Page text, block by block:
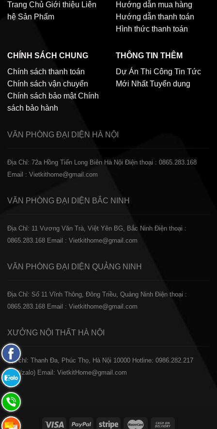
Trang Chủ Giới thiệu Liên
hệ Sản Phẩm
Hướng dẫn mua hàng
Hướng dẫn thanh toán
Hình thức thanh toán
CHÍNH SÁCH CHUNG
Chính sách thanh toán
Chính sách vận chuyển
Chính sách bảo mật Chính
sách bảo hành
THÔNG TIN THÊM
Dự Án Thi Công Tin Tức
Mới Nhất Tuyển dụng
VĂN PHÒNG ĐẠI DIỆN HÀ NỘI
Địa Chỉ: 72a Hồng Tiến Long Biên Hà Nội Điện thoại : 0865.283.168
Email : Vietkithome@gmail.com
VĂN PHÒNG ĐẠI DIỆN BẮC NINH
Địa Chỉ: 11 Vương Văn Trà, Việt Yên BG, Bắc Ninh Điện thoại :
0865.283.168 Email : Vietkithome@gmail.com
VĂN PHÒNG ĐẠI DIỆN QUẢNG NINH
Địa Chỉ: Số 11 Vĩnh Thông, Đông Triều, Quảng Ninh Điện thoại :
0865.283.168 Email : Vietkithome@gmail.com
XƯỞNG NỘI THẤT HÀ NỘI
️Địa chỉ: Thanh Đa, Phúc Thọ, Hà Nội 10000 Hotline: 0986.282.217
(Call/zalo) Email: VietkitHome@gmail.com
Fanpage
Facebook
Zalo:
0865.283.168
Hotline:
0865.283.168
Hotline: